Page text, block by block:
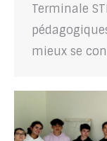
Terminale
mieux se